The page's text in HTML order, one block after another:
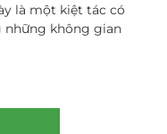
là một kiệt tác có
những không gian